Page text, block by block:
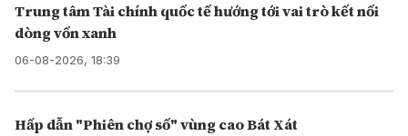
Trung tâm Tài chính quốc tế hướng tới vai trò kết nối
dòng vốn xanh
06-08-2026, 18:39
Hấp dẫn "Phiên chợ số" vùng cao Bát Xát